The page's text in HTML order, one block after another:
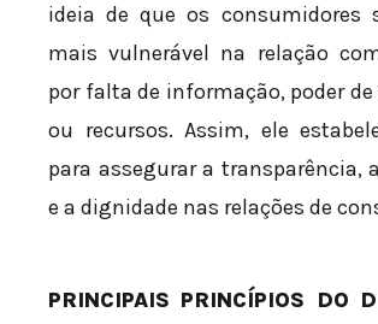
ideia de que os consumidores
mais vulnerável na relação
por falta de informação, poder
ou recursos. Assim, ele
para assegurar a transparência,
e a dignidade nas relações de
PRINCIPAIS PRINCÍPIOS DO